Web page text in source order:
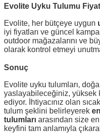
Evolite Uyku Tulumu
Evolite, her bütçeye uygun
iyi fiyatları ve güncel
outdoor mağazalarını ve
olarak kontrol etmeyi
Sonuç
Evolite uyku tulumları, doğa
yaslayabileceğiniz, yüksek
ediyor. İhtiyacınız olan
tulum şeklini belirleyerek
tulumları arasından size
keyfini tam anlamıyla